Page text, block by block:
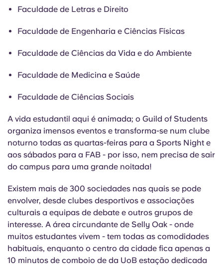
Faculdade de Letras e Direito
Faculdade de Engenharia e Ciências Físicas
Faculdade de Ciências da Vida e do Ambiente
Faculdade de Medicina e Saúde
Faculdade de Ciências Sociais
A vida estudantil aqui é animada; o Guild of Students
organiza imensos eventos e transforma-se num clube
noturno todas as quartas-feiras para a Sports Night e
aos sábados para a FAB - por isso, nem precisa de sair
do campus para uma grande noitada!
Existem mais de 300 sociedades nas quais se pode
envolver, desde clubes desportivos e associações
culturais a equipas de debate e outros grupos de
interesse. A área circundante de Selly Oak - onde
muitos estudantes vivem - tem todas as comodidades
habituais, enquanto o centro da cidade fica apenas a
10 minutos de comboio de da UoB estação dedicada